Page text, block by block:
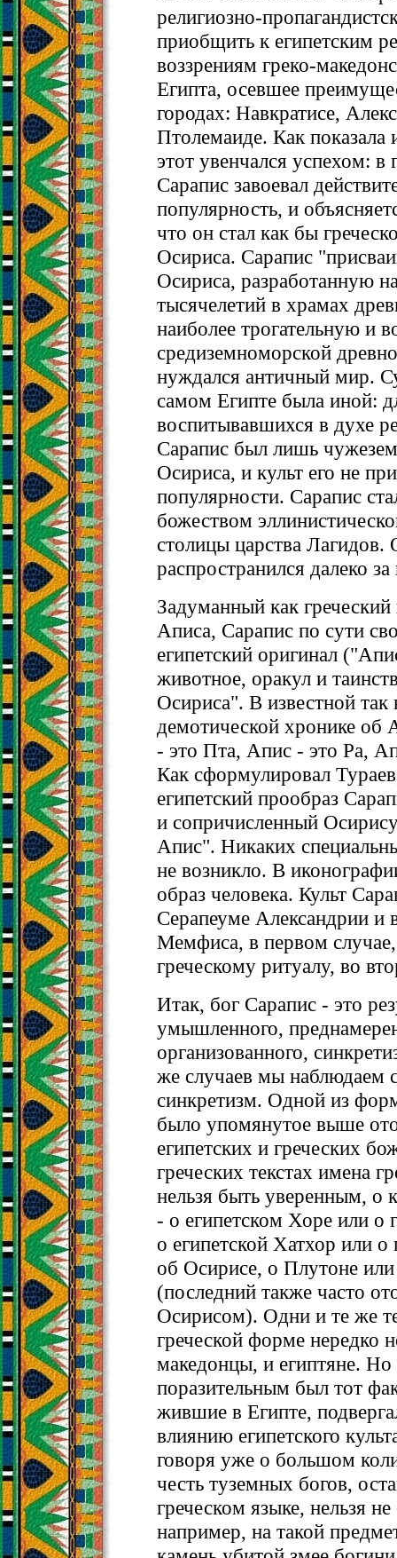
религиозно-
приобщить к египетским
воззрениям греко-
Египта, осевшее
городах: Навкратисе,
Птолемаиде. Как показала
этот увенчался успехом:
Сарапис завоевал
популярность, и
что он стал как бы
Осириса. Сарапис
Осириса, разработанную
тысячелетий в храмах
наиболее трогательную и
средиземноморской
нуждался античный мир.
самом Египте была иной:
воспитывавшихся в духе
Сарапис был лишь
Осириса, и культ его не
популярности. Сарапис
божеством
столицы царства Лагидов.
распространился далеко
Задуманный как
Аписа, Сарапис по сути
египетский оригинал
животное, оракул и
Осириса". В известной так
демотической хронике об
- это Пта, Апис - это Ра,
Как сформулировал
египетский прообраз
и сопричисленный
Апис". Никаких
не возникло. В
образ человека. Культ
Серапеуме Александрии и
Мемфиса, в первом
греческому ритуалу, во
Итак, бог Сарапис - это
умышленного,
организованного,
же случаев мы наблюдаем
синкретизм. Одной из
было упомянутое выше
египетских и греческих
греческих текстах имена
нельзя быть уверенным, о
- о египетском Хоре или о
о египетской Хатхор или
об Осирисе, о Плутоне
(последний также часто
Осирисом). Одни и те же
греческой форме нередко
македонцы, и египтяне.
поразительным был тот
жившие в Египте,
влиянию египетского
говоря уже о большом
честь туземных богов,
греческом языке, нельзя
например, на такой